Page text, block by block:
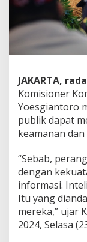
JAKARTA,
Komisioner
Yoesgiantoro
publik dapat
keamanan
“Sebab,
dengan
informasi.
Itu yang
mereka,” ujar
2024, Selasa